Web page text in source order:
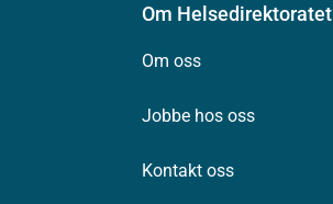
Om Helsedirektoratet
Om oss
Jobbe hos oss
Kontakt oss